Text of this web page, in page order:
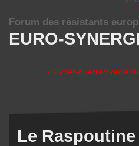
EURO-
Forum des résistants
« Cyber-guerre/
Le Raspoutine